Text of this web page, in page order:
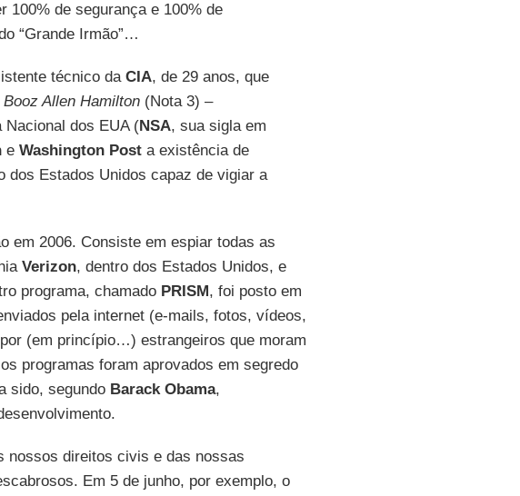
100% de segurança e 100% de
“Grande Irmão”…
técnico da CIA, de 29 anos, que
Allen Hamilton(Nota 3) –
Nacional dos EUA (NSA, sua sigla em
e Washington Posta existência de
dos Estados Unidos capaz de vigiar a
em 2006. Consiste em espiar todas as
Verizon, dentro dos Estados Unidos, e
programa, chamado PRISM, foi posto em
pela internet (e-mails, fotos, vídeos,
(em princípio…) estrangeiros que moram
programas foram aprovados em segredo
sido, segundoBarack Obama,
nossos direitos civis e das nossas
Em 5 de junho, por exemplo, o